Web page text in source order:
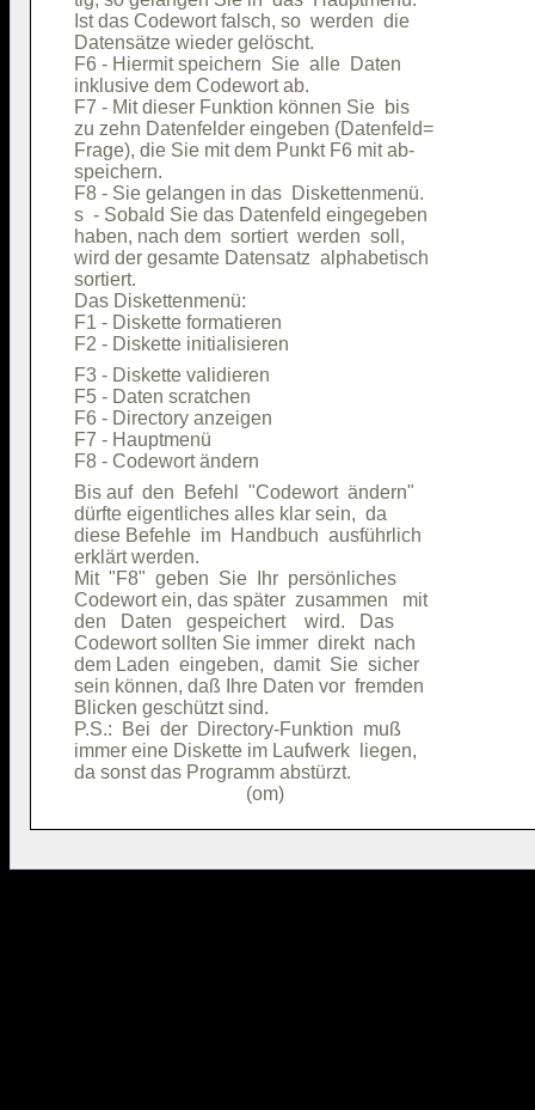
Ist das Codewort falsch, so  werden  die
Datensätze wieder gelöscht.
F6 - Hiermit speichern  Sie  alle  Daten
inklusive dem Codewort ab.
F7 - Mit dieser Funktion können Sie  bis
zu zehn Datenfelder eingeben (Datenfeld=
Frage), die Sie mit dem Punkt F6 mit ab-
speichern.
F8 - Sie gelangen in das  Diskettenmenü.
s  - Sobald Sie das Datenfeld eingegeben
haben, nach dem  sortiert  werden  soll,
wird der gesamte Datensatz  alphabetisch
sortiert.
Das Diskettenmenü:
F1 - Diskette formatieren
F3 - Diskette validieren
F5 - Daten scratchen
F6 - Directory anzeigen
F7 - Hauptmenü
Bis auf  den  Befehl  "Codewort  ändern"
dürfte eigentliches alles klar sein,  da
diese Befehle  im  Handbuch  ausführlich
erklärt werden.
Mit  "F8"  geben  Sie  Ihr  persönliches
Codewort ein, das später  zusammen   mit
den   Daten   gespeichert    wird.   Das
Codewort sollten Sie immer  direkt  nach
dem Laden  eingeben,  damit  Sie  sicher
sein können, daß Ihre Daten vor  fremden
Blicken geschützt sind.
P.S.:  Bei  der  Directory-Funktion  muß
immer eine Diskette im Laufwerk  liegen,
da sonst das Programm abstürzt.